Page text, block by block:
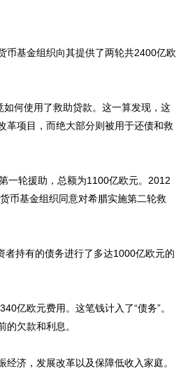
基金组织向其提供了两轮共2400亿欧
何使用了救助贷款。这一算发现，这
革项目，而绝大部分则被用于还债和救
轮援助，总额为1100亿欧元。2012
币基金组织同意对希腊实施第二轮救
持有的债务进行了多达1000亿欧元的
欧元费用。这笔钱计入了“债务”。
欠款和利息。
济，发展改革以及保障低收入家庭。